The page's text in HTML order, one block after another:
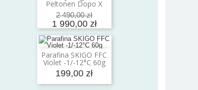
Peltonen Dopo X
2 490,00 zł
1 990,00 zł
Parafina SKIGO FFC
Violet -1/-12°C 60g
199,00 zł
Dodaj do koszyka